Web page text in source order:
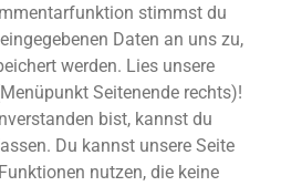
stimmst du
Daten an uns zu,
werden. Lies unsere
Seitenende rechts)!
bist, kannst du
Du kannst unsere Seite
nutzen, die keine